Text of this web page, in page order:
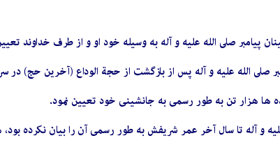
پیامبر صلى الله علیه و آله به وسیله خود او و از طرف خداوند
صلى الله علیه و آله پس از بازگشت از حجة الوداع (آخرین حج) در
ده ‏ها هزار تن به طور رسمى به جانشینى خود تعیین نمود.
و آله تا سال آخر عمر شریفش به طور رسمى آن را بیان نکرده